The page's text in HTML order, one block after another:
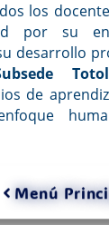
los
por su
desarrollo
de
Menú